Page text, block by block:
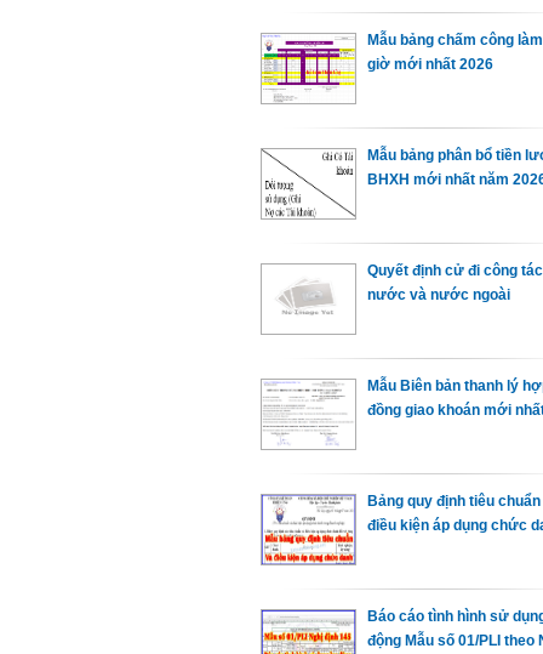
Mẫu bảng chấm công
giờ mới nhất 2026
Mẫu bảng phân bổ tiền
BHXH mới nhất năm
Quyết định cử đi công
nước và nước ngoài
Mẫu Biên bản thanh lý
đồng giao khoán mới
Bảng quy định tiêu
điều kiện áp dụng chức
Báo cáo tình hình sử
động Mẫu số 01/PLI theo